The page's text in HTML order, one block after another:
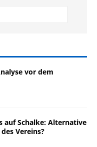
vor dem
auf Schalke: Alternative
Vereins?